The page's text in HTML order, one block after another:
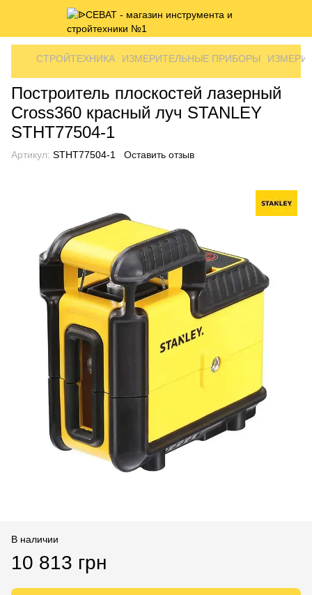
СТРОЙТЕХНИКА ИЗМЕРИТЕЛЬНЫЕ ПРИБОРЫ
Построитель плоскостей лазерный
Cross360 красный луч STANLEY
STHT77504-1
Артикул: STHT77504-1 Оставить отзыв
В наличии
10 813 грн